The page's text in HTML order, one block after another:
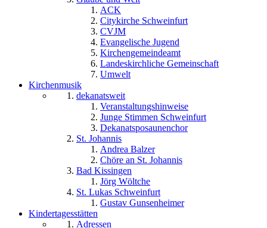
ACK
Citykirche Schweinfurt
CVJM
Evangelische Jugend
Kirchengemeindeamt
Landeskirchliche Gemeinschaft
Umwelt
Kirchenmusik
dekanatsweit
Veranstaltungshinweise
Junge Stimmen Schweinfurt
Dekanatsposaunenchor
St. Johannis
Andrea Balzer
Chöre an St. Johannis
Bad Kissingen
Jörg Wöltche
St. Lukas Schweinfurt
Gustav Gunsenheimer
Kindertagesstätten
Adressen